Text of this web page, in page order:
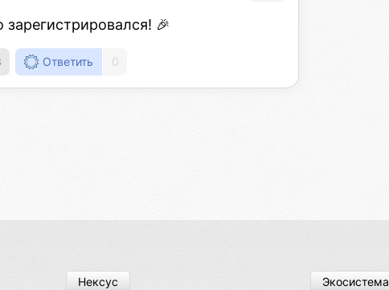
зарегистрировался! 🎉
Ответить 0
Нексус Экосистема